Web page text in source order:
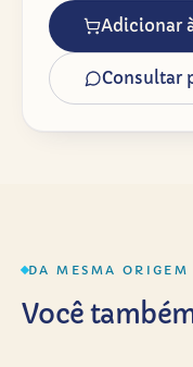
Adicionar
Consultar
DA MESMA ORIGEM
Você